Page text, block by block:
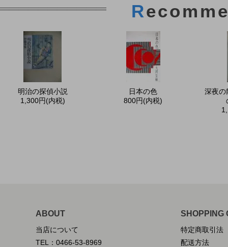
R
明治の探偵小説
1,300円(内税)
日本の色
800円(内税)
深夜
ABOUT
当店について
TEL：0466-53-8969
SHOPPING
特定商取引法
配送方法